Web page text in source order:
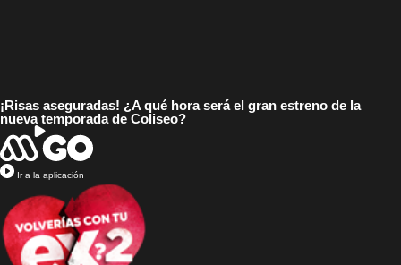
¡Risas aseguradas! ¿A qué hora será el gran estreno de la
nueva temporada de Coliseo?
Ir a la aplicación